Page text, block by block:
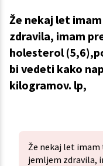
Že nekaj let
zdravila, imam
holesterol
bi vedeti kako
kilogramov. lp,
Že nekaj let imam
jemljem zdravila,